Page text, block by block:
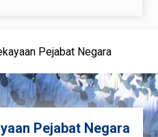
Pejabat Negara
Pejabat Negara